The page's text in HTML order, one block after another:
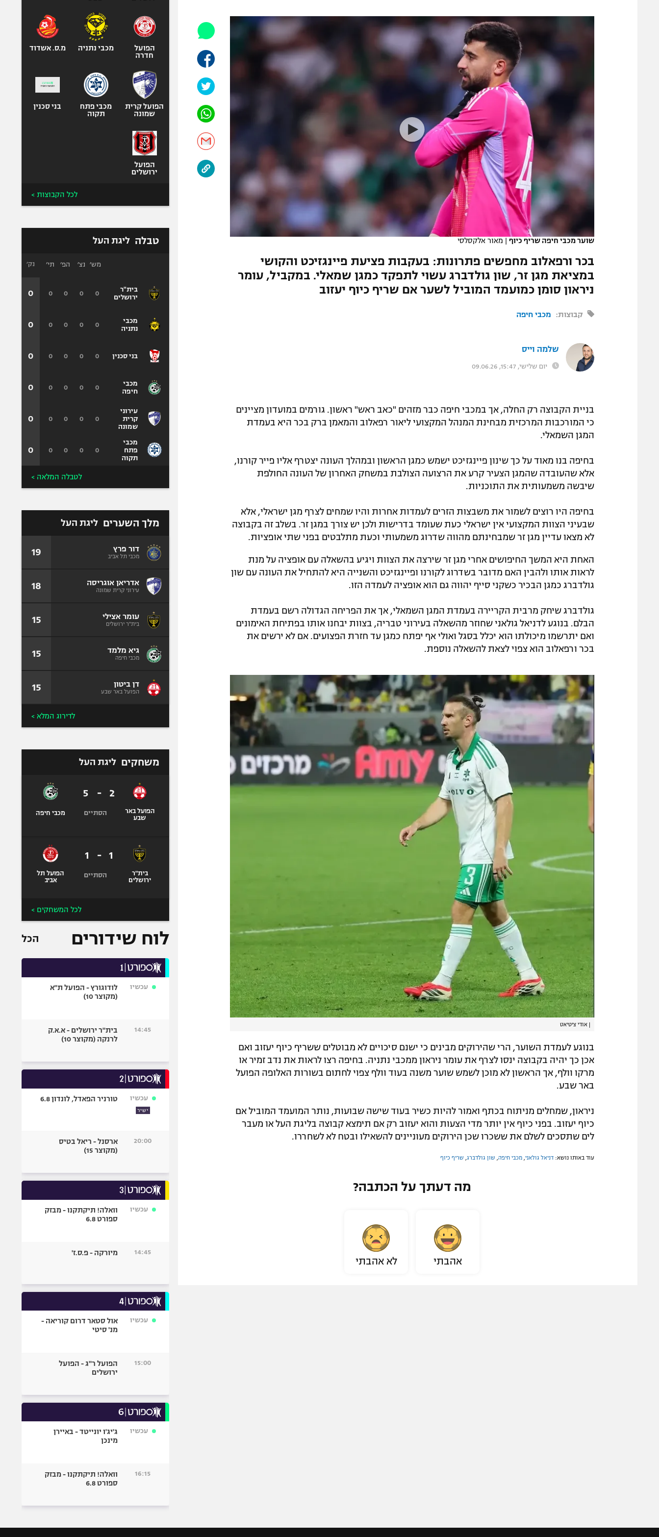
תקנון משתתפים וזוכים בפרסים
תקנון עבור פעילות אלקטרה
תקנון עבור פעילות ספורט 1 – "מרלן"
גיימינג E-Sports
מדיניות פרטיות
תקנון פעילות ספורט 1
רשיון להקרנה פומבית לבית עסק
הצטרפות לחבילת הערוצים
לוח דרושים – ג'ובנט
הפועל תל אביב
הפועל חיפה
הפועל באר שבע
מכבי נתניה
ליגה סינית
אופניים
ספורט מוטורי
כדורמים
בייסבול MLB
ספורט אתגרי
אומנויות לחימה
שוער מכבי חיפה שריף כיוף | מאור אלקסלסי
בכר ורפאלוב מחפשים פתרונות: בעקבות פציעת פיינגזיכט והקושי
במציאת מגן זר, שון גולדברג עשוי לתפקד כמגן שמאלי. במקביל, עומר
ניראון סומן כמועמד המוביל לשער אם שריף כיוף יעזוב
קבוצות: מכבי חיפה
שלמה וייס
יום שלישי, 15:47, 09.06.26
בניית הקבוצה רק החלה, אך במכבי חיפה כבר מזהים "כאב ראש" ראשון. גורמים במועדון מציינים
כי המורכבות המרכזית מבחינת המנהל המקצועי ליאור רפאלוב והמאמן ברק בכר היא בעמדת
המגן השמאלי.
בחיפה בנו מאוד על כך שינון פיינגזיכט ישמש כמגן הראשון ובמהלך העונה יצטרף אליו פייר קורנו,
אלא שהעובדה שהמגן הצעיר קרע את הרצועה הצולבת במשחק האחרון של העונה החולפת
שיבשה משמעותית את התוכניות.
בחיפה היו רוצים לשמור את משבצות הזרים לעמדות אחרות והיו שמחים לצרף מגן ישראלי, אלא
שבעיני הצוות המקצועי אין ישראלי כעת שעומד בדרישות ולכן יש צורך במגן זר. בשלב זה בקבוצה
לא מצאו עדיין מגן זר שמבחינתם מהווה שדרוג משמעותי וכעת מתלבטים בפני שתי אופציות.
האחת היא המשך החיפושים אחרי מגן זר שירצה את הצוות ויגיע בהשאלה עם אופציה על מנת
לראות אותו ולהבין האם מדובר בשדרוג לקורנו ופיינגזיכט והשנייה היא להתחיל את העונה עם שון
גולדברג כמגן הבכיר כשקני סייף יהווה גם הוא אופציה לעמדה הזו.
גולדברג שיחק מרבית הקריירה בעמדת המגן השמאלי, אך את הפריחה הגדולה רשם בעמדת
הבלם. בנוגע לדניאל גולאני שחוזר מהשאלה בעירוני טבריה, בצוות יבחנו אותו בפתיחת האימונים
ואם יתרשמו מיכולתו הוא יכלל בסגל ואולי אף יפתח כמגן עד חזרת הפצועים. אם לא ירשים את
בכר ורפאלוב הוא צפוי לצאת להשאלה נוספת.
| אודי ציטיאט
בנוגע לעמדת השוער, הרי שהירוקים מבינים כי ישנם סיכויים לא מבוטלים ששריף כיוף יעזוב ואם
אכן כך יהיה בקבוצה ינסו לצרף את עומר ניראון ממכבי נתניה. בחיפה רצו לראות את נדב זמיר או
מרקו וולף, אך הראשון לא מוכן לשמש שוער משנה בעוד וולף צפוי לחתום בשורות האלופה הפועל
באר שבע.
ניראון, שמחלים מניתוח בכתף ואמור להיות כשיר בעוד שישה שבועות, נותר המועמד המוביל אם
כיוף יעזוב. בפני כיוף אין יותר מדי הצעות והוא יעזוב רק אם תימצא קבוצה בליגת העל או מעבר
לים שתסכים לשלם את ששכרו שכן הירוקים מעוניינים להשאילו ובטח לא לשחררו.
עוד באותו נושא: דניאל גולאני מכבי חיפה שון גולדברג שריף כיוף
מה דעתך על הכתבה?
אהבתי לא אהבתי
הפועל
חדרה
מכבי נתניה מ.ס. אשדוד
הפועל קרית
שמונה
מכבי פתח
תקוה
בני סכנין
הפועל
ירושלים
לכל הקבוצות >
טבלה ליגת העל
בית"ר
ירושלים
מכבי
נתניה
בני סכנין
מכבי
חיפה
עירוני
קרית
שמונה
מכבי
פתח
תקוה
מש׳ נצ׳ הפ׳ תי׳
0
0
0
0
0
0
0
0
0
0
0
0
0
0
0
0
0
0
0
0
0
0
0
0
נק׳
0
0
0
0
0
0
לטבלה המלאה >
מלך השערים ליגת העל
דור פרץ
מכבי תל אביב 19
אדריאן אוגריסה
עירוני קרית שמונה 18
עומר אצילי
בית"ר ירושלים 15
גיא מלמד
מכבי חיפה 15
דן ביטון
הפועל באר שבע 15
לדירוג המלא >
משחקים ליגת העל
הפועל באר
שבע
2
-
5
הסתיים מכבי חיפה
בית"ר
ירושלים
1
-
1
הסתיים
הפועל תל
אביב
לכל המשחקים >
לוח שידורים הכל
עכשיו
לודוגורץ - הפועל ת"א
(מקוצר 10)
14:45
בית"ר ירושלים - א.א.ק
לרנקה (מקוצר 10)
עכשיו
ישיר
טורניר הפאדל, לונדון 6.8
20:00
ארסנל - ריאל בטיס
(מקוצר 15)
עכשיו
וואלה! תיקתקנו - מבזק
ספורט 6.8
14:45 מיורקה - פ.ס.ז'
עכשיו
אול סטאר דרום קוריאה -
מנ' סיטי
15:00
הפועל ר"ג - הפועל
ירושלים
עכשיו
ג'יג'ו יונייטד - באיירן
מינכן
16:15
וואלה! תיקתקנו - מבזק
ספורט 6.8